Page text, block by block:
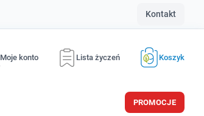
Kontakt
Moje konto Lista życzeń Koszyk
PROMOCJE